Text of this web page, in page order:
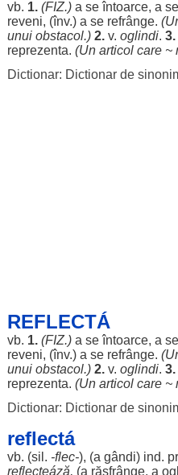
vb. 1. (FIZ.)a seîntoarce, a se
reveni, (înv.) a se refrânge. (
unui obstacol.) 2.v. oglindi. 3.
reprezenta. (Un articolcare ~
Dictionar: Dictionar de
REFLECTÁ
vb. 1. (FIZ.)a seîntoarce, a se
reveni, (înv.) a se refrânge. (
unui obstacol.) 2.v. oglindi. 3.
reprezenta. (Un articolcare ~
Dictionar: Dictionar de
reflectá
vb. (sil . -flec-), (a gândi) ind.
reflecteáză, (a răsfrânge, a